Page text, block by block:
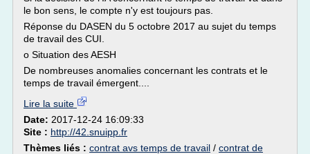
le bon sens, le compte n'y est toujours pas.
Réponse du DASEN du 5 octobre 2017 au sujet du temps
de travail des CUI.
o Situation des AESH
De nombreuses anomalies concernant les contrats et le
temps de travail émergent....
Lire la suite
Date: 2017-12-24 16:09:33
Site : http://42.snuipp.fr
Thèmes liés : contrat avs temps de travail / contrat de